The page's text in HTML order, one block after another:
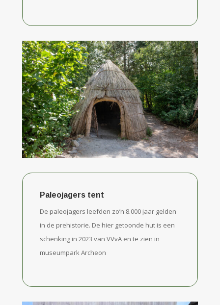
Paleojagers tent
De paleojagers leefden zo’n 8.000 jaar gelden
in de prehistorie. De hier getoonde hut is een
schenking in 2023 van VVvA en te zien in
museumpark Archeon